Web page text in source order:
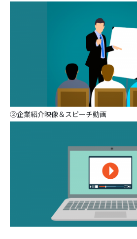
②企業紹介映像＆スピーチ動画